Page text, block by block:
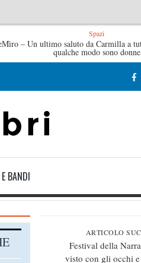
le mattine di Sybil – Virginia Evans
Spazi
– Un ultimo saluto da Carmilla a
qualche modo sono donne
BANDI
ARTICOLO
Festival della
visto con gli occhi